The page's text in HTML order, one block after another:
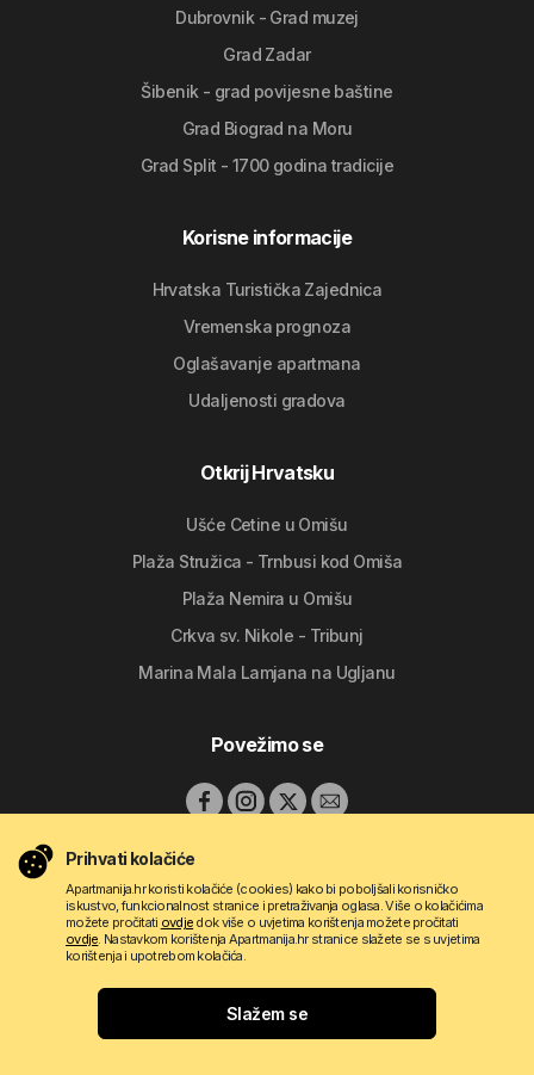
Dubrovnik - Grad muzej
Grad Zadar
Šibenik - grad povijesne baštine
Grad Biograd na Moru
Grad Split - 1700 godina tradicije
Korisne informacije
Hrvatska Turistička Zajednica
Vremenska prognoza
Oglašavanje apartmana
Udaljenosti gradova
Otkrij Hrvatsku
Ušće Cetine u Omišu
Plaža Stružica - Trnbusi kod Omiša
Plaža Nemira u Omišu
Crkva sv. Nikole - Tribunj
Marina Mala Lamjana na Ugljanu
Povežimo se
Pravila korištenja
Prihvati kolačiće
Apartmanija.hr koristi kolačiće (cookies) kako bi poboljšali korisničko
iskustvo, funkcionalnost stranice i pretraživanja oglasa. Više o kolačićima
možete pročitati ovdje dok više o uvjetima korištenja možete pročitati
ovdje. Nastavkom korištenja Apartmanija.hr stranice slažete se s uvjetima
korištenja i upotrebom kolačića.
Slažem se